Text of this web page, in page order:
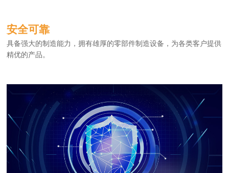
安全可靠
具备强大的制造能力，拥有雄厚的零部件制造设备，为各类客户提供
精优的产品。